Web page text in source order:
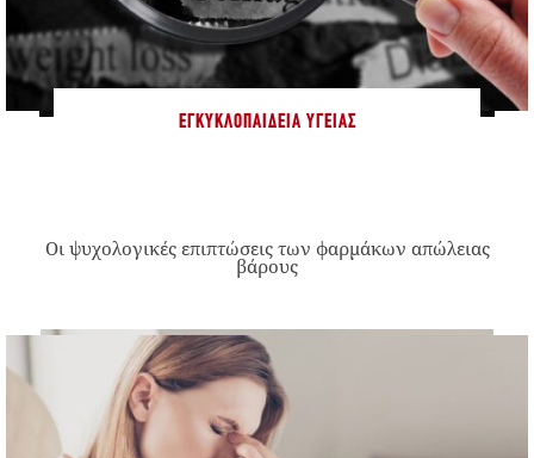
ΕΓΚΥΚΛΟΠΑΊΔΕΙΑ ΥΓΕΊΑΣ
Οι ψυχολογικές επιπτώσεις των φαρμάκων απώλειας
βάρους